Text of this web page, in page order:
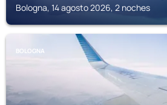
Bologna, 14 agosto 2026, 2 noches
BOLOGNA